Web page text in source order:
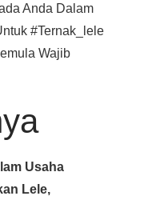
Anda Dalam
#ternak_lele
Wajib
Usaha
Lele,